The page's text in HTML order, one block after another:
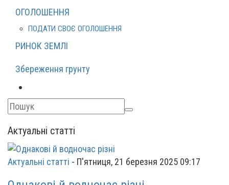
ОГОЛОШЕННЯ
ПОДАТИ СВОЄ ОГОЛОШЕННЯ
РИНОК ЗЕМЛІ
Збереження грунту
Актуальні статті
Актуальні статті - П'ятниця, 21 березня 2025 09:17